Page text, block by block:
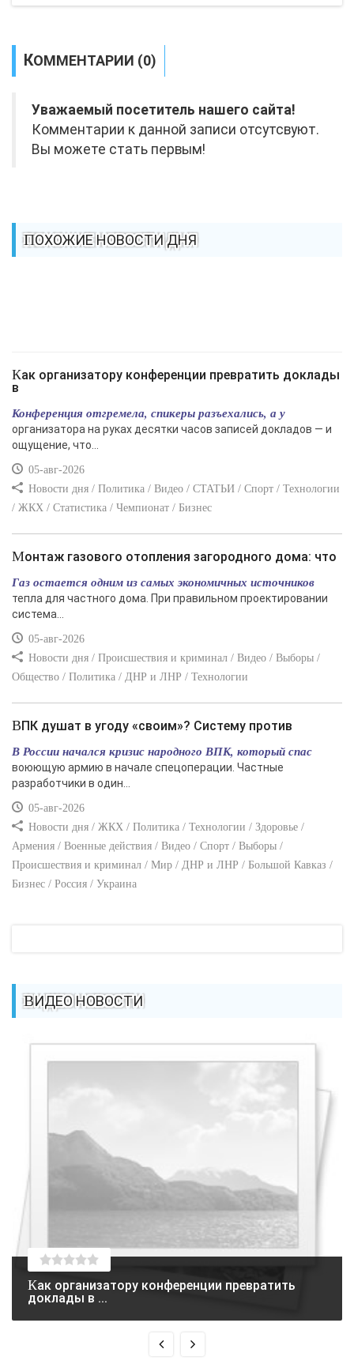
КОММЕНТАРИИ (0)
Уважаемый посетитель нашего сайта!
Комментарии к данной записи отсутсвуют.
Вы можете стать первым!
ПОХОЖИЕ НОВОСТИ ДНЯ
Как организатору конференции превратить доклады
в
Конференция отгремела, спикеры разъехались, а у
организатора на руках десятки часов записей докладов — и
ощущение, что...
05-авг-2026
Новости дня / Политика / Видео / СТАТЬИ / Спорт / Технологии
/ ЖКХ / Статистика / Чемпионат / Бизнес
Монтаж газового отопления загородного дома: что
Газ остается одним из самых экономичных источников
тепла для частного дома. При правильном проектировании
система...
05-авг-2026
Новости дня / Происшествия и криминал / Видео / Выборы /
Общество / Политика / ДНР и ЛНР / Технологии
ВПК душат в угоду «своим»? Систему против
В России начался кризис народного ВПК, который спас
воюющую армию в начале спецоперации. Частные
разработчики в один...
05-авг-2026
Новости дня / ЖКХ / Политика / Технологии / Здоровье /
Армения / Военные действия / Видео / Спорт / Выборы /
Происшествия и криминал / Мир / ДНР и ЛНР / Большой Кавказ /
Бизнес / Россия / Украина
ВИДЕО НОВОСТИ
Как организатору конференции превратить
доклады в ...